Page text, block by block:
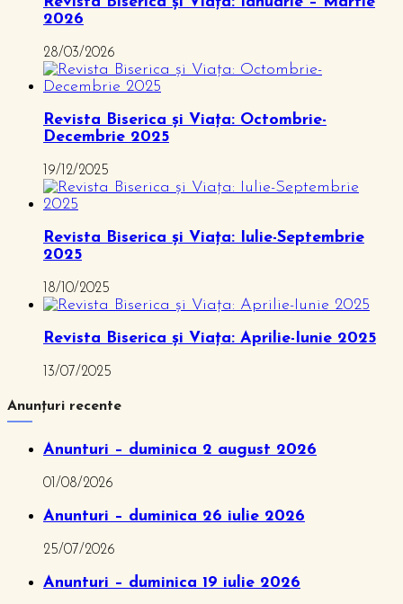
2026
28/03/2026
Revista Biserica și Viața: Octombrie-
Decembrie 2025
19/12/2025
Revista Biserica și Viața: Iulie-Septembrie
2025
18/10/2025
Revista Biserica și Viața: Aprilie-Iunie 2025
13/07/2025
Anunțuri recente
Anunturi – duminica 2 august 2026
01/08/2026
Anunturi – duminica 26 iulie 2026
25/07/2026
Anunturi – duminica 19 iulie 2026